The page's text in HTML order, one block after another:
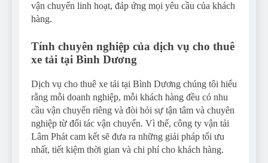
vận chuyển linh hoạt, đáp ứng mọi yêu cầu của khách
hàng.
Tính chuyên nghiệp của dịch vụ cho thuê
xe tải tại Bình Dương
Dịch vụ cho thuê xe tải tại Bình Dương chúng tôi hiểu
rằng mỗi doanh nghiệp, mỗi khách hàng đều có nhu
cầu vận chuyển riêng và đòi hỏi sự tận tâm và chuyên
nghiệp từ đối tác vận chuyển. Vì thế, công ty vận tải
Lâm Phát cam kết sẽ đưa ra những giải pháp tối ưu
nhất, tiết kiệm thời gian và chi phí cho khách hàng.